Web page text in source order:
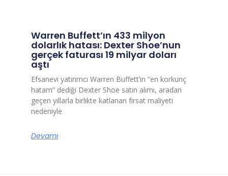
Warren Buffett’ın 433 milyon
dolarlık hatası: Dexter Shoe’nun
gerçek faturası 19 milyar doları
aştı
Efsanevi yatırımcı Warren Buffett’ın “en korkunç
hatam” dediği Dexter Shoe satın alımı, aradan
geçen yıllarla birlikte katlanan fırsat maliyeti
nedeniyle
Devamı